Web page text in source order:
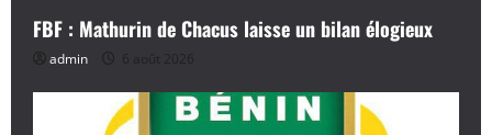
FBF : Mathurin de Chacus laisse un bilan élogieux
admin 6 août 2026